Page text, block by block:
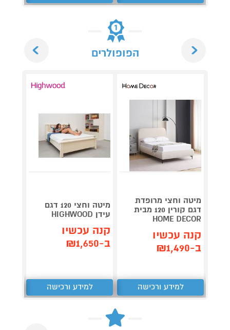
הפופולרים
מיטה וחצי מרופדת
דגם קורין 120 מבית
HOME DECOR
קנה עכשיו
ב-₪1,490
למידע ורכישה
מיטה וחצי 120 דגם
עידן HIGHWOOD
קנה עכשיו
ב-₪1,650
למידע ורכישה